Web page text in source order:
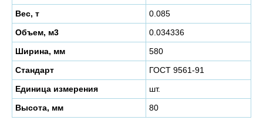
Вес, т
0.085
Объем, м3
0.034336
Ширина, мм
580
Стандарт
ГОСТ 9561-91
Единица измерения
шт.
Высота, мм
80